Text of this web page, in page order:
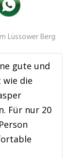
Lüssower Berg
gute und
die
Für nur 20